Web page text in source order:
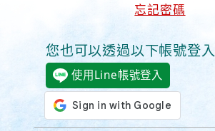
忘記密碼
您也可以透過以下帳號登入
使用Line帳號登入